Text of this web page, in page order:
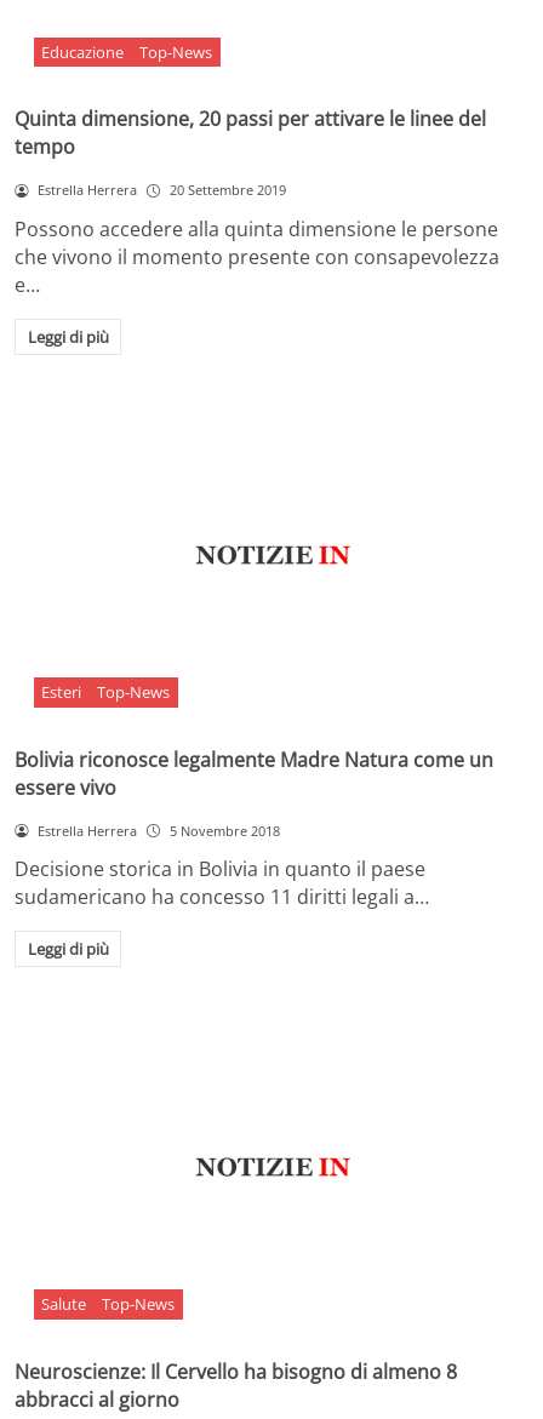
Educazione Top-News
Quinta dimensione, 20 passi per attivare le linee del
tempo
Estrella Herrera 20 Settembre 2019
Possono accedere alla quinta dimensione le persone
che vivono il momento presente con consapevolezza
e…
Leggi di più
Esteri Top-News
Bolivia riconosce legalmente Madre Natura come un
essere vivo
Estrella Herrera 5 Novembre 2018
Decisione storica in Bolivia in quanto il paese
sudamericano ha concesso 11 diritti legali a…
Leggi di più
Salute Top-News
Neuroscienze: Il Cervello ha bisogno di almeno 8
abbracci al giorno